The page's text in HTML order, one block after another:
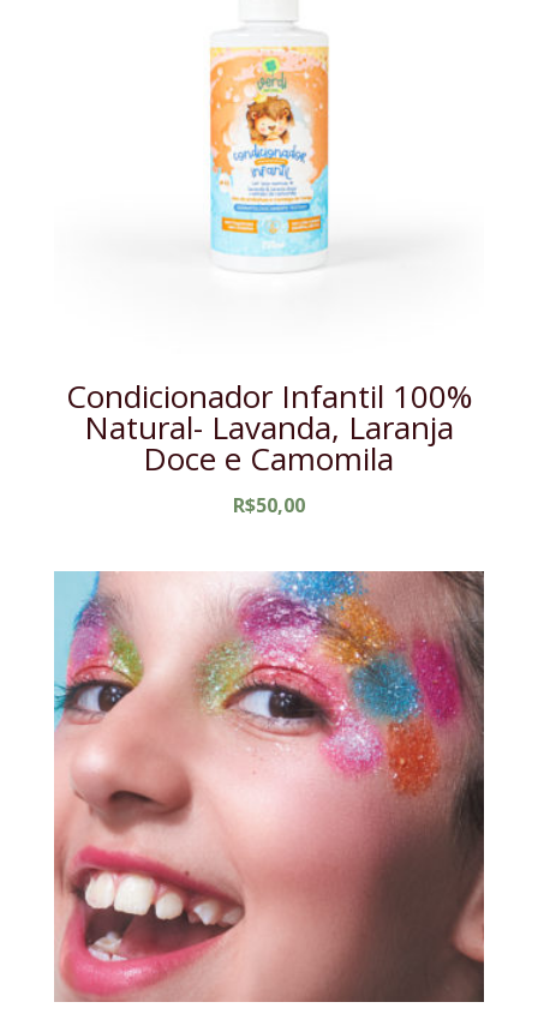
Condicionador Infantil 100%
Natural- Lavanda, Laranja
Doce e Camomila
R$50,00